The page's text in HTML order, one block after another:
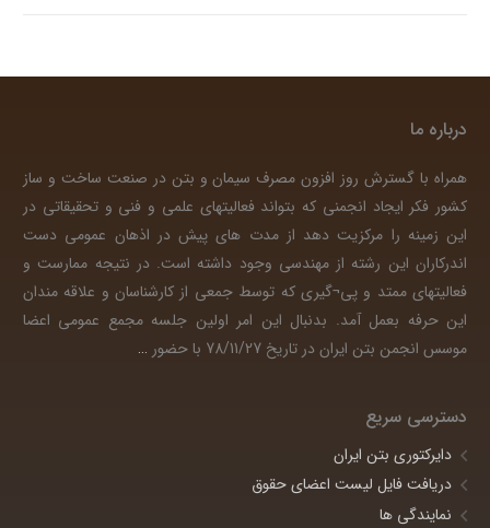
درباره ما
همراه با گسترش روز افزون مصرف سیمان و بتن در صنعت ساخت و ساز
کشور فکر ایجاد انجمنی که بتواند فعالیتهای علمی و فنی و تحقیقاتی در
این زمینه را مرکزیت دهد از مدت های پیش در اذهان عمومی دست
اندرکاران این رشته از مهندسی وجود داشته است. در نتیجه ممارست و
فعالیتهای ممتد و پی¬گیری که توسط جمعی از کارشناسان و علاقه مندان
این حرفه بعمل آمد. بدنبال این امر اولین جلسه مجمع عمومی اعضا
موسس انجمن بتن ایران در تاریخ 78/11/27 با حضور
…
دسترسی سریع
دایرکتوری بتن ایران
دریافت فایل لیست اعضای حقوق
نمایندگی ها